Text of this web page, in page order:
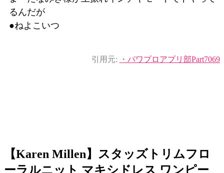
るんだが
●ねよこいつ
引用元: ・パワプロアプリ部Part7069
【Karen Millen】スタッズトリムフロ
ーラルニット マキシドレス ワンピー